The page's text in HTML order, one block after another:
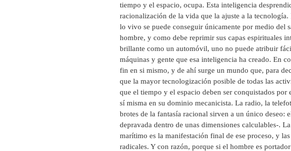
tiempo y el espacio, ocupa. Esta inteligencia
racionalización de la vida que la ajuste a la
lo vivo se puede conseguir únicamente por medio del
hombre, y como debe reprimir sus capas espirituales
brillante como un automóvil, uno no puede atribuir
máquinas y gente que esa inteligencia ha creado. En
fin en si mismo, y de ahí surge un mundo que, para
que la mayor tecnologización posible de todas las
que el tiempo y el espacio deben ser conquistados
sí misma en su dominio mecanicista. La radio, la
brotes de la fantasía racional sirven a un único deseo:
depravada dentro de unas dimensiones calculables-.
marítimo es la manifestación final de ese proceso, y
radicales. Y con razón, porque si el hombre es